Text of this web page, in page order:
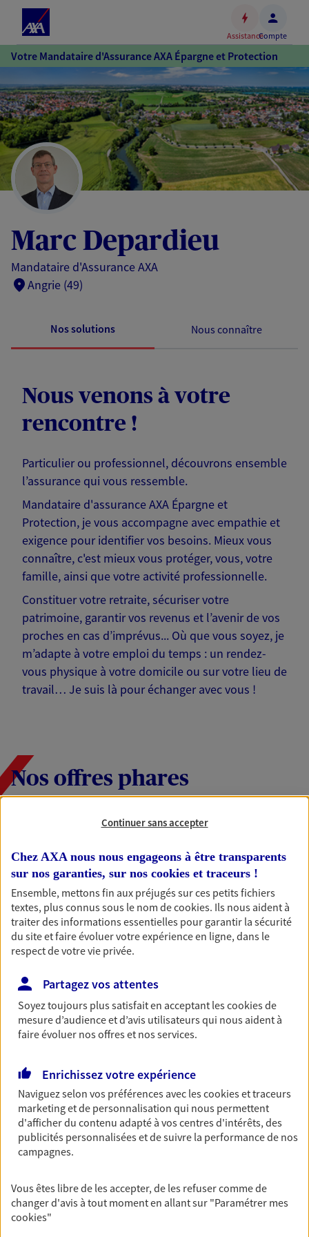
Accéder
au
contenu
principal
Accéder
au
pied
de
page
AssistanceCompte
Votre Mandataire d'Assurance AXA Épargne et Protection
Marc Depardieu
Mandataire d'Assurance AXA
Angrie (49)
Nos solutions Nous connaître
Nous venons à votre
rencontre !
Particulier ou professionnel, découvrons ensemble
l’assurance qui vous ressemble.
Mandataire d'assurance AXA Épargne et
Protection, je vous accompagne avec empathie et
exigence pour identifier vos besoins. Mieux vous
connaître, c'est mieux vous protéger, vous, votre
famille, ainsi que votre activité professionnelle.
Constituer votre retraite, sécuriser votre
patrimoine, garantir vos revenus et l’avenir de vos
proches en cas d’imprévus... Où que vous soyez, je
m’adapte à votre emploi du temps : un rendez-
vous physique à votre domicile ou sur votre lieu de
travail… Je suis là pour échanger avec vous !
Nos offres phares
Réalisez vos projets grâce à votre épargne : achat
immobilier, études des enfants ou voyage autour
du monde… Épargnez à votre rythme et
simplement, selon votre profil.
Retraite
votre vie avec les conseils d'un expert. Découvrez
notre solution PER (Plan Epargne Retraite)
spécialement conçue pour la retraite.
Couvrez vos dépenses de santé ainsi que celles de
votre famille avec la complémentaire santé qui
vous ressemble.
Prévoyance
d'accident ou de maladie en optant pour les
garanties incapacité temporaire totale de travail,
invalidité ou de décès.
Continuer sans accepter
Chez AXA nous nous engageons à être transparents
sur nos garanties, sur nos cookies et traceurs !
Ensemble, mettons fin aux préjugés sur ces petits fichiers
textes, plus connus sous le nom decookies. Ils nous aident à
traiter des informations essentielles pour garantir la sécurité
du site et faire évoluer votre expérience en ligne, dans le
respect de votre vie privée.
Partagez vos attentes
Soyez toujours plus satisfait en acceptant lescookiesde
mesure d’audience et d’avis utilisateurs qui nous aident à
faire évoluer nos offres et nos services.
Enrichissez votre expérience
Naviguez selon vos préférences avec lescookies et traceurs
marketing et de personnalisation qui nous permettent
d'afficher du contenu adapté à vos centres d'intérêts, des
publicités personnalisées et de suivre la performance de nos
campagnes.
Vous êtes libre de les accepter, de les refuser comme de
changer d'avis à tout moment en allant sur "Paramétrer mes
cookies"